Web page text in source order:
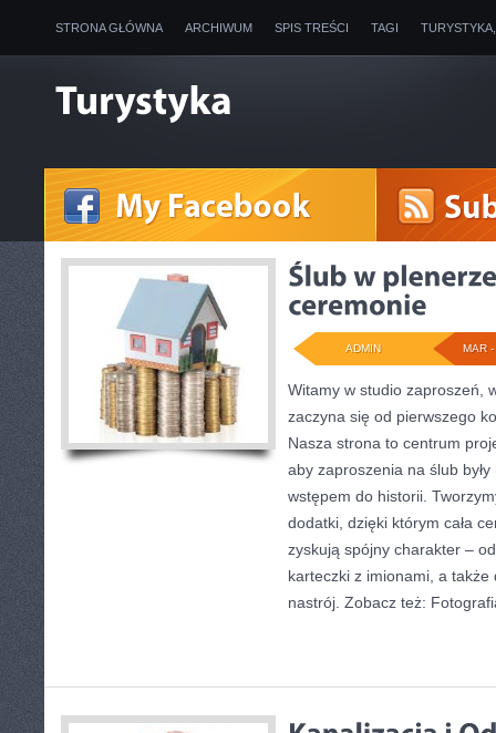
STRONA GŁÓWNA ARCHIWUM SPIS TREŚCI TAGI
MAR
ADMIN
Witamy w studio zaproszeń,
zaczyna się od pierwszego
Nasza strona to centrum
aby zaproszenia na ślub
wstępem do historii.
dodatki, dzięki którym cała
zyskują spójny charakter –
karteczki z imionami, a
nastrój. Zobacz też: